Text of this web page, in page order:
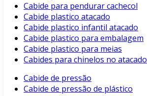
Cabide para pendurar cachecol
Cabide plastico atacado
Cabide plastico infantil atacado
Cabide plastico para embalagem
Cabide plastico para meias
Cabides para chinelos no atacado
Cabide de pressão
Cabide de pressão de plástico